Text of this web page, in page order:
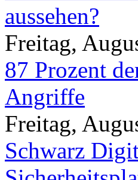
aussehen?
Freitag,
87 Prozent
Angriffe
Freitag,
Schwarz